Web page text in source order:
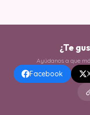
¿Te
Ayúdanos a que
Facebook